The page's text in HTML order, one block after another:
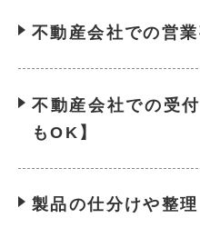
不動産会社での営
不動産会社での受
もOK】
製品の仕分けや整